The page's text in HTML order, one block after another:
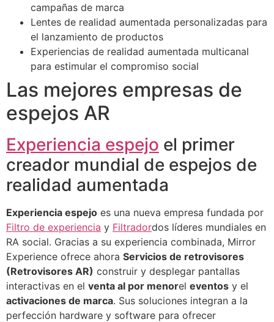
campañas de marca
Lentes de realidad aumentada personalizadas para
el lanzamiento de productos
Experiencias de realidad aumentada multicanal
para estimular el compromiso social
Las mejores empresas de
espejos AR
Experiencia espejo el primer
creador mundial de espejos de
realidad aumentada
Experiencia espejo es una nueva empresa fundada por
Filtro de experiencia y Filtradordos líderes mundiales en
RA social. Gracias a su experiencia combinada, Mirror
Experience ofrece ahora Servicios de retrovisores
(Retrovisores AR) construir y desplegar pantallas
interactivas en el venta al por menorel eventos y el
activaciones de marca. Sus soluciones integran a la
perfección hardware y software para ofrecer